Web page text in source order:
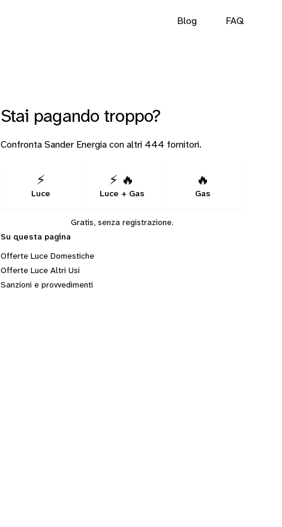
Blog FAQ
Stai pagando troppo?
Confronta Sander Energia con altri 444 fornitori.
⚡
Luce
⚡ 🔥
Luce + Gas
🔥
Gas
Gratis, senza registrazione.
Su questa pagina
Offerte Luce Domestiche
Offerte Luce Altri Usi
Sanzioni e provvedimenti